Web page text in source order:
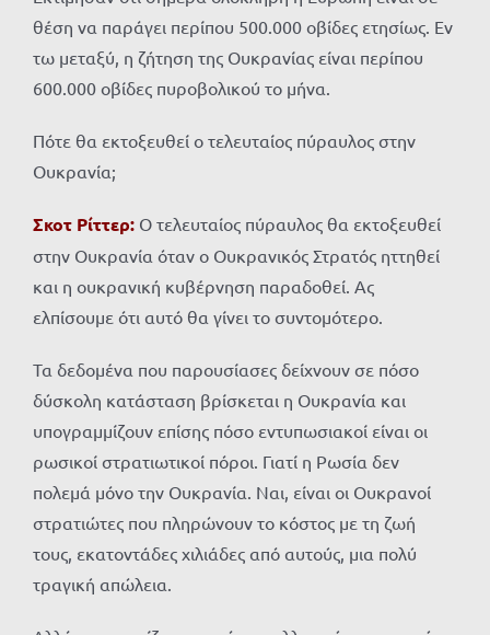
θέση να παράγει περίπου 500.000 οβίδες ετησίως. Εν
τω μεταξύ, η ζήτηση της Ουκρανίας είναι περίπου
600.000 οβίδες πυροβολικού το μήνα.
Πότε θα εκτοξευθεί ο τελευταίος πύραυλος στην
Ουκρανία;
Σκοτ Ρίττερ: Ο τελευταίος πύραυλος θα εκτοξευθεί
στην Ουκρανία όταν ο Ουκρανικός Στρατός ηττηθεί
και η ουκρανική κυβέρνηση παραδοθεί. Ας
ελπίσουμε ότι αυτό θα γίνει το συντομότερο.
Τα δεδομένα που παρουσίασες δείχνουν σε πόσο
δύσκολη κατάσταση βρίσκεται η Ουκρανία και
υπογραμμίζουν επίσης πόσο εντυπωσιακοί είναι οι
ρωσικοί στρατιωτικοί πόροι. Γιατί η Ρωσία δεν
πολεμά μόνο την Ουκρανία. Ναι, είναι οι Ουκρανοί
στρατιώτες που πληρώνουν το κόστος με τη ζωή
τους, εκατοντάδες χιλιάδες από αυτούς, μια πολύ
τραγική απώλεια.